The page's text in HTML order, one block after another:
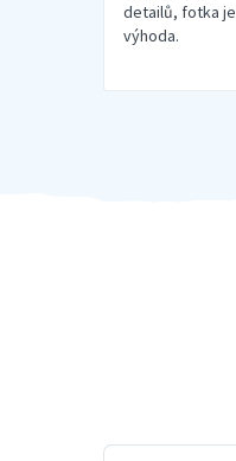
detailů, fotka je
výhoda.